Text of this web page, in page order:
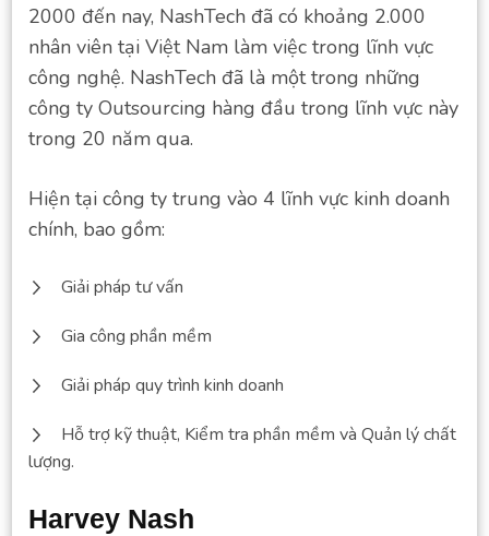
2000 đến nay, NashTech đã có khoảng 2.000
nhân viên tại Việt Nam làm việc trong lĩnh vực
công nghệ. NashTech đã là một trong những
công ty Outsourcing hàng đầu trong lĩnh vực này
trong 20 năm qua.
Hiện tại công ty trung vào 4 lĩnh vực kinh doanh
chính, bao gồm:
Giải pháp tư vấn
Gia công phần mềm
Giải pháp quy trình kinh doanh
Hỗ trợ kỹ thuật, Kiểm tra phần mềm và Quản lý chất
lượng.
Harvey Nash